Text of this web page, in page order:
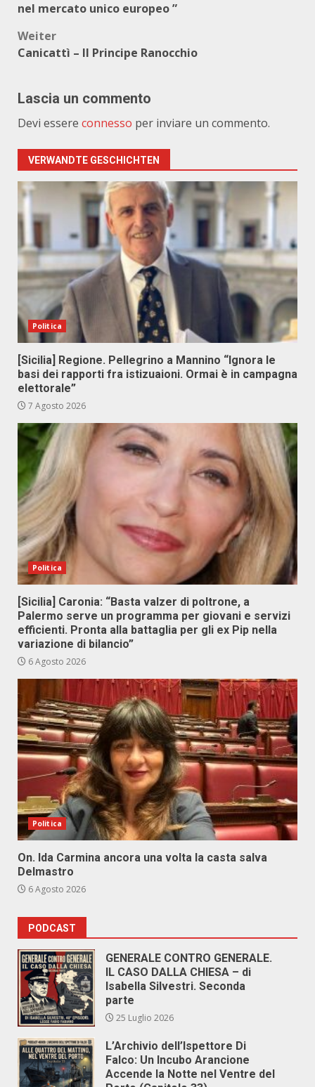
nel mercato unico europeo ”
Weiter
Canicattì – Il Principe Ranocchio
Lascia un commento
Devi essere connesso per inviare un commento.
VERWANDTE GESCHICHTEN
Politica
[Sicilia] Regione. Pellegrino a Mannino “Ignora le
basi dei rapporti fra istizuaioni. Ormai è in campagna
elettorale”
7 Agosto 2026
Politica
[Sicilia] Caronia: “Basta valzer di poltrone, a
Palermo serve un programma per giovani e servizi
efficienti. Pronta alla battaglia per gli ex Pip nella
variazione di bilancio”
6 Agosto 2026
Politica
On. Ida Carmina ancora una volta la casta salva
Delmastro
6 Agosto 2026
PODCAST
GENERALE CONTRO GENERALE.
IL CASO DALLA CHIESA – di
Isabella Silvestri. Seconda
parte
25 Luglio 2026
L’Archivio dell’Ispettore Di
Falco: Un Incubo Arancione
Accende la Notte nel Ventre del